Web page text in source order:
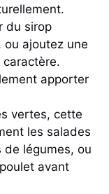
du sirop
ou ajoutez une
caractère.
apporter
vertes, cette
les salades
de légumes, ou
avant